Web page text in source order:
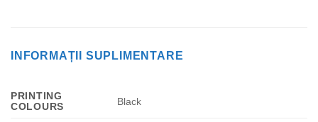
INFORMAȚII SUPLIMENTARE
PRINTING
COLOURS
Black